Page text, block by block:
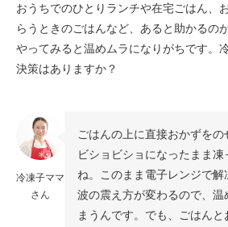
おうちでのひとりランチや在宅ごはん、
らうときのごはんなど、あると助かるの
やってみると温めムラになりがちです。
決策はありますか？
冷凍子ママ
さん
ごはんの上に直接おかずをの
ビショビショになったまま凍
ね。このまま電子レンジで解
波の震え方が変わるので、温
まうんです。でも、ごはんと